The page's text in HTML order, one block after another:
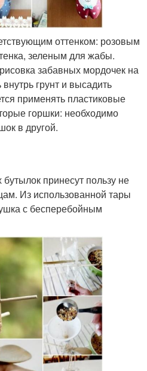
оттенком: розовым
зеленым для жабы.
забавных мордочек на
грунт и высадить
применять пластиковые
горшки: необходимо
в другой.
принесут пользу не
Из использованной тары
с бесперебойным